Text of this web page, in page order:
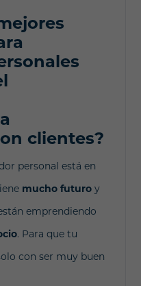
clientes?
personal está en
mucho futuroy
emprendiendo
. Para que tu
con ser muy buen